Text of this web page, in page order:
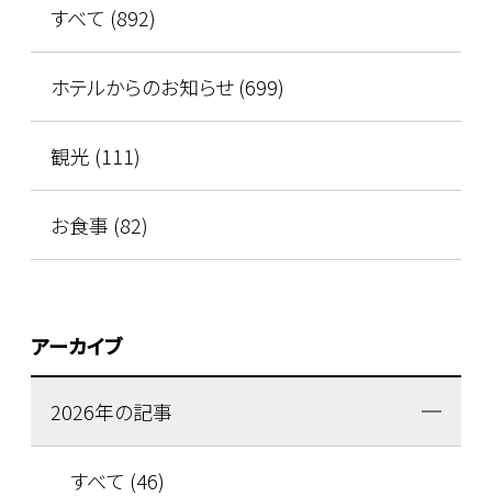
すべて (892)
ホテルからのお知らせ (699)
観光 (111)
お食事 (82)
アーカイブ
2026年の記事
すべて (46)